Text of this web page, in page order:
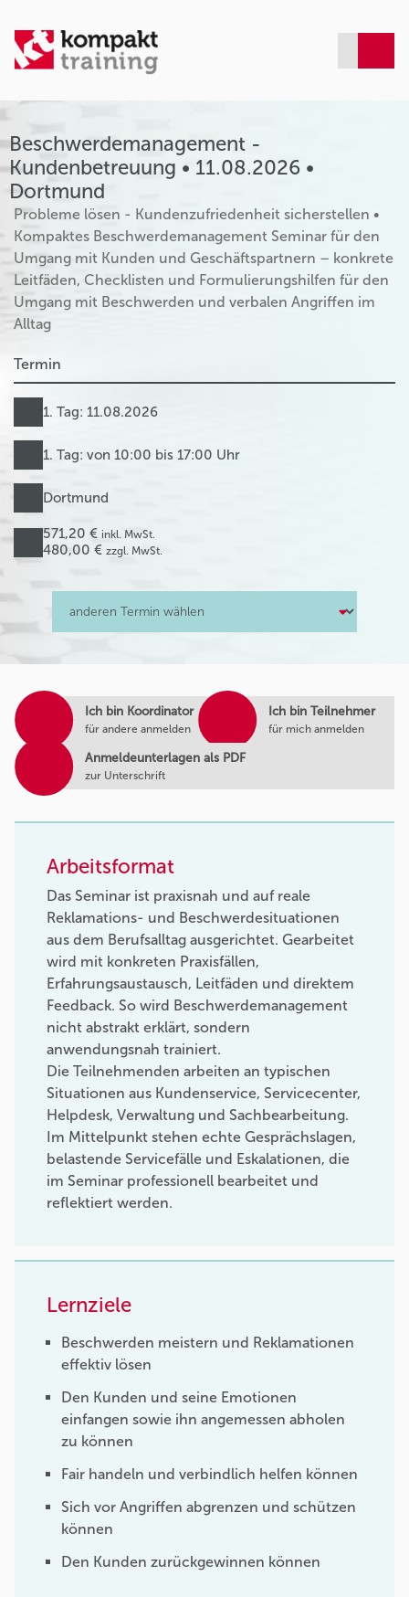
Beschwerdemanagement -
Kundenbetreuung • 11.08.2026 •
Dortmund
Probleme lösen - Kundenzufriedenheit sicherstellen •
Kompaktes Beschwerdemanagement Seminar für den
Umgang mit Kunden und Geschäftspartnern – konkrete
Leitfäden, Checklisten und Formulierungshilfen für den
Umgang mit Beschwerden und verbalen Angriffen im
Alltag
Termin
1. Tag: 11.08.2026
1. Tag: von 10:00 bis 17:00 Uhr
Dortmund
571,20 € inkl. MwSt.
480,00 € zzgl. MwSt.
Arbeitsformat
Das Seminar ist praxisnah und auf reale
Reklamations- und Beschwerdesituationen
aus dem Berufsalltag ausgerichtet. Gearbeitet
wird mit konkreten Praxisfällen,
Erfahrungsaustausch, Leitfäden und direktem
Feedback. So wird Beschwerdemanagement
nicht abstrakt erklärt, sondern
anwendungsnah trainiert.
Die Teilnehmenden arbeiten an typischen
Situationen aus Kundenservice, Servicecenter,
Helpdesk, Verwaltung und Sachbearbeitung.
Im Mittelpunkt stehen echte Gesprächslagen,
belastende Servicefälle und Eskalationen, die
im Seminar professionell bearbeitet und
reflektiert werden.
Lernziele
Beschwerden meistern und Reklamationen
effektiv lösen
Den Kunden und seine Emotionen
einfangen sowie ihn angemessen abholen
zu können
Fair handeln und verbindlich helfen können
Sich vor Angriffen abgrenzen und schützen
können
Den Kunden zurückgewinnen können
Ich bin Koordinator
für andere anmelden
Ich bin Teilnehmer
für mich anmelden
Anmeldeunterlagen als PDF
zur Unterschrift